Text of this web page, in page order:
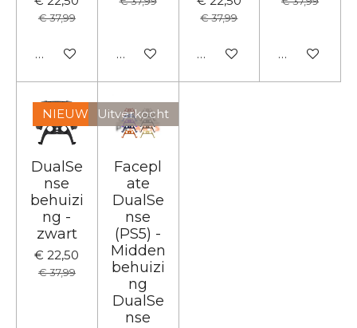
€ 37,99
Houd mij op de hoogteHoud mij op de hoogte
€ 37,99
Houd mij op de hoogte
Houd mij
NIEUW
DualSe
nse
behuizi
ng -
zwart
€ 22,50
€ 37,99
Uitverkocht
Facepl
ate
DualSe
nse
(PS5) -
Midden
behuizi
ng
DualSe
nse